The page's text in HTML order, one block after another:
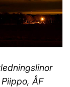
ÅF